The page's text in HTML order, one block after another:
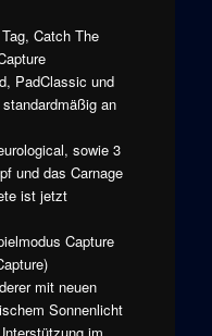
Catch The
PadClassic und
an
sowie 3
und das Carnage
ist jetzt
Capture
mit neuen
Sonnenlicht